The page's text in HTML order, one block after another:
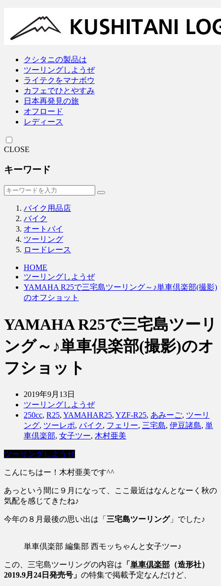
クシタニの製品は
ツーリングしようぜ
ライテクをマナボウ
カフェでひとやすみ
日本再発見の旅
オフロード
レディース
CLOSE
キーワード
バイク用品店
バイク
オートバイ
ツーリング
ロードレース
HOME
ツーリングしようぜ
YAMAHA R25で三宅島ツーリング～♪単車倶楽部(撮影)
のオフショット
YAMAHA R25で三宅島ツーリ
ング～♪単車倶楽部(撮影)のオ
フショット
2019年9月13日
ツーリングしようぜ
250cc, R25, YAMAHAR25, YZF-R25, あみーご, ツーリ
ング, ツーレポ, バイク, フェリー, 三宅島, 伊豆諸島, 単
車倶楽部, 女子ツー, 木村亜美
ツーリングしようぜ
こんにちはー！木村亜美です^^
あっという間に９月になって、ここ最近はなんとなーく秋の
気配を感じてきたね♪
今年の８月最後の思い出は「 三宅島ツーリング」でした♪
単車倶楽部 編集部 西モッちゃんと女子ツー♪
この、三宅島ツーリングの内容は 「 単車倶楽部 （造形社）
2019.9月24日発売号」 の特集で掲載予定なんだけど、